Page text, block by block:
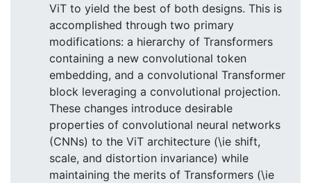
ViT to yield the best of both designs. This is
accomplished through two primary
modifications: a hierarchy of Transformers
containing a new convolutional token
embedding, and a convolutional Transformer
block leveraging a convolutional projection.
These changes introduce desirable
properties of convolutional neural networks
(CNNs) to the ViT architecture (\ie shift,
scale, and distortion invariance) while
maintaining the merits of Transformers (\ie